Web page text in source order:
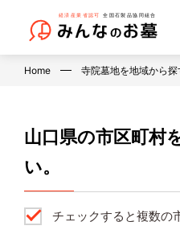
Home 寺院墓地を地域から探
山口県の市区町村
い。
チェックすると複数の